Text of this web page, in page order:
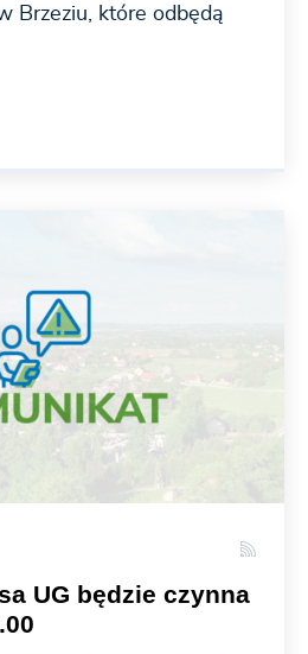
Brzeziu, które odbędą
UG będzie czynna